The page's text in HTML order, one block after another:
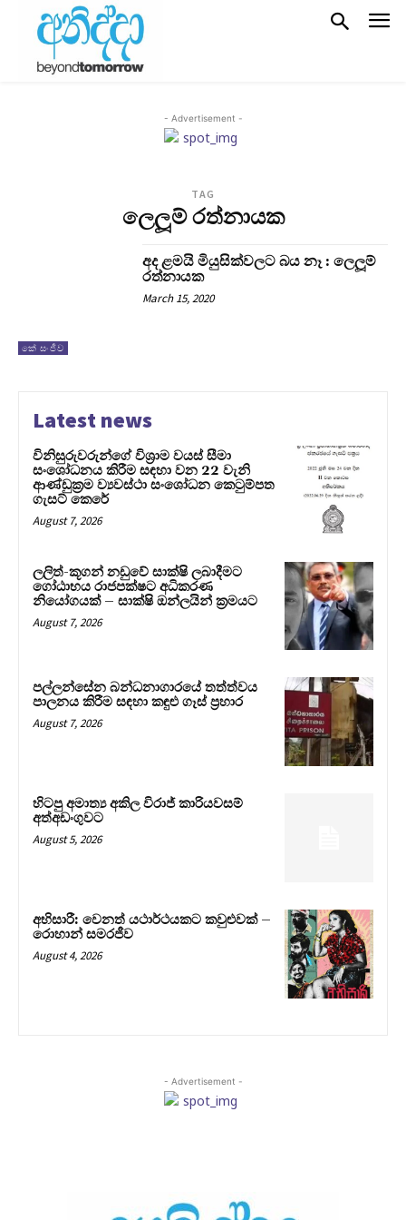
- Advertisement -
TAG
ලෙලූම් රත්නායක
කේ සංජීව
අද ළමයි මියුසික්වලට බය නෑ : ලෙලූම්
රත්නායක
March 15, 2020
Latest news
විනිසුරුවරුන්ගේ විශ්‍රාම වයස් සීමා
සංශෝධනය කිරීම සඳහා වන 22 වැනි
ආණ්ඩුක්‍රම ව්‍යවස්ථා සංශෝධන කෙටුම්පත
ගැසට් කෙරේ
August 7, 2026
ලලිත්-කූගන් නඩුවේ සාක්ෂි ලබාදීමට
ගෝඨාභය රාජපක්ෂට අධිකරණ
නියෝගයක් – සාක්ෂි ඔන්ලයින් ක්‍රමයට
August 7, 2026
පල්ලන්සේන බන්ධනාගාරයේ තත්ත්වය
පාලනය කිරීම සඳහා කඳුළු ගෑස් ප්‍රහාර
August 7, 2026
හිටපු අමාත්‍ය අකිල විරාජ් කාරියවසම්
අත්අඩංගුවට
August 5, 2026
අභිසාරී: වෙනත් යථාර්ථයකට කවුළුවක් –
රොහාන් සමරජීව
August 4, 2026
- Advertisement -